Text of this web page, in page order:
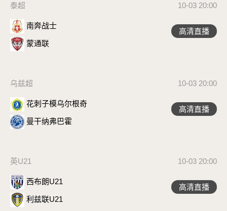
泰超 10-03 20:00
南奔战士
蒙通联
高清直播
乌兹超 10-03 20:00
花刺子模乌尔根奇
曼干纳弗巴霍
高清直播
英U21 10-03 20:00
西布朗U21
利兹联U21
高清直播